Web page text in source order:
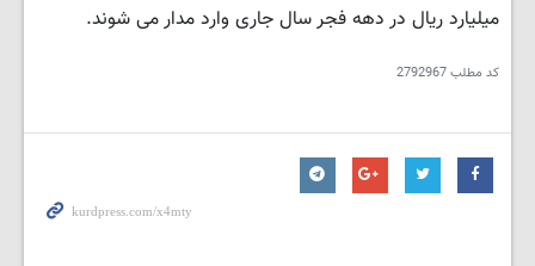
میلیارد ریال در دهه فجر سال جاری وارد مدار می شوند.
کد مطلب2792967